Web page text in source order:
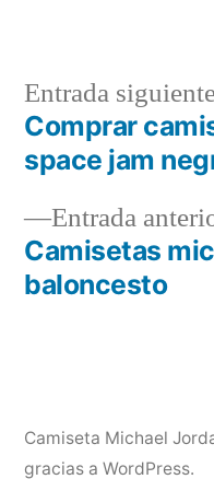
entradas
Entrada
Camisetas
baloncesto
Entrada
Comprar
space jam
Camiseta Michael
gracias a WordPress.